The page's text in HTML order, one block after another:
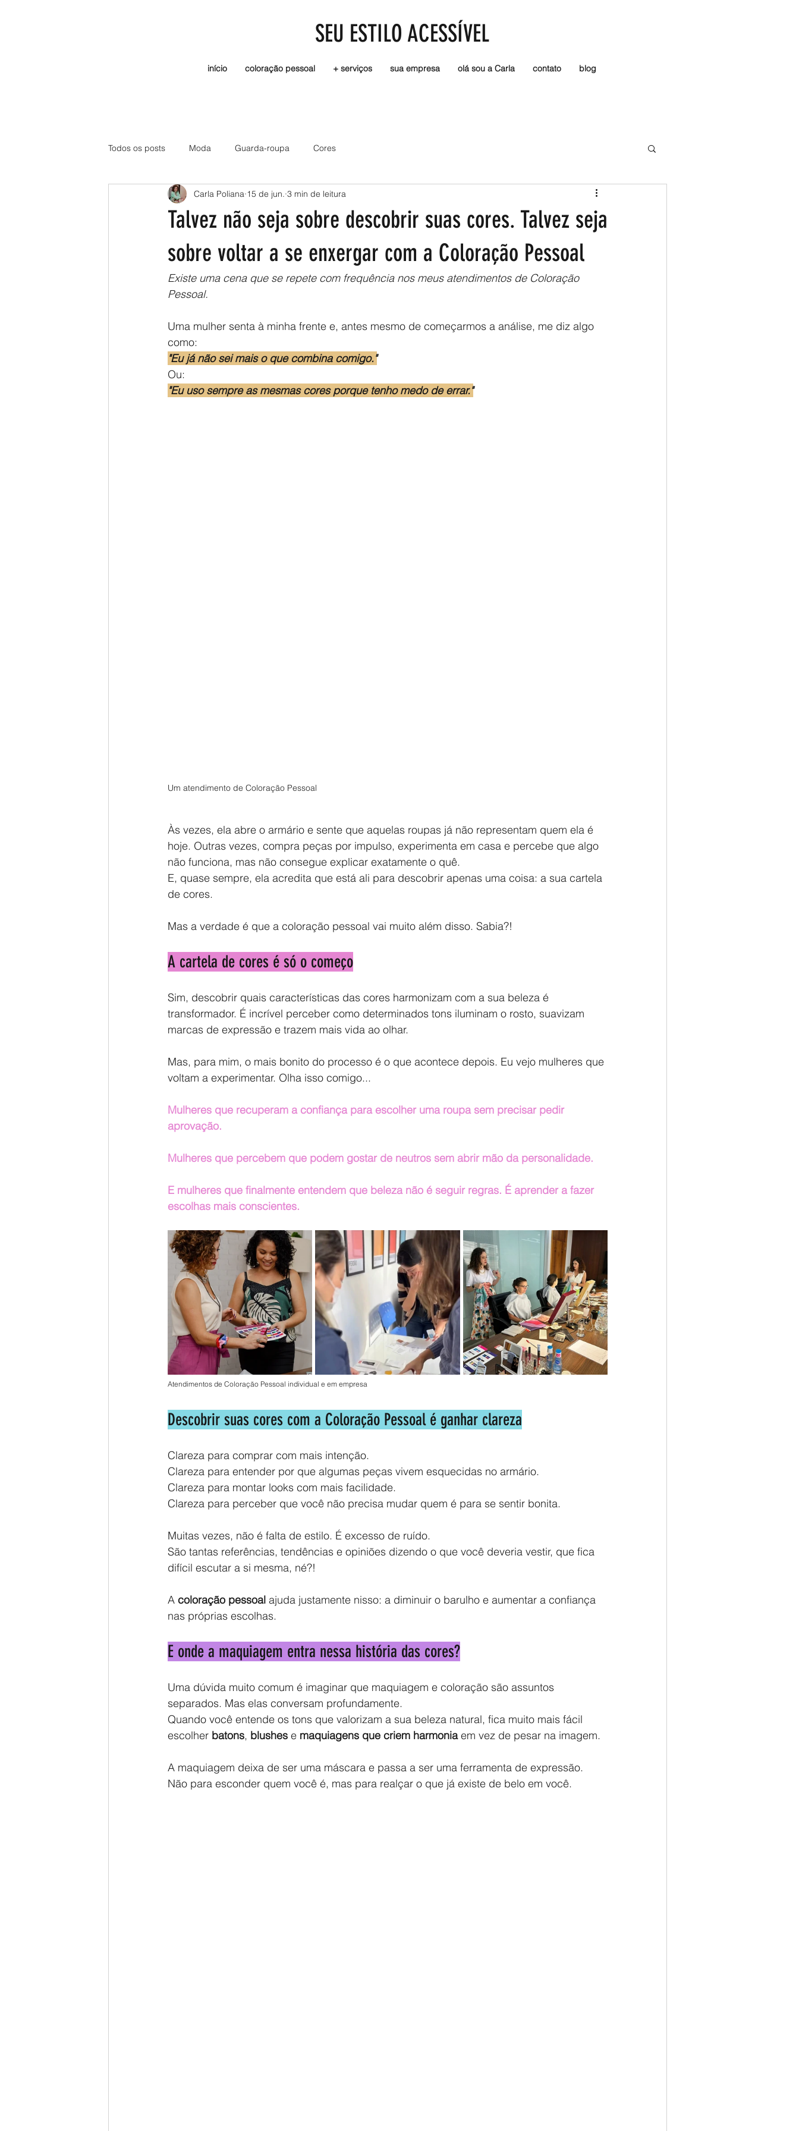
SEU ESTILO ACESSÍVEL
início coloração pessoal + serviços sua empresa olá sou a Carla contato blog
Todos os posts Moda Guarda-roupa Cores
Talvez não seja sobre descobrir suas cores. Talvez seja
sobre voltar a se enxergar com a Coloração Pessoal
Carla Poliana 15 de jun. 3 min de leitura
Existe uma cena que se repete com frequência nos meus atendimentos de Coloração
Pessoal.
Uma mulher senta à minha frente e, antes mesmo de começarmos a análise, me diz algo
como:
"Eu já não sei mais o que combina comigo."
Ou:
"Eu uso sempre as mesmas cores porque tenho medo de errar."
Um atendimento de Coloração Pessoal
Às vezes, ela abre o armário e sente que aquelas roupas já não representam quem ela é
hoje. Outras vezes, compra peças por impulso, experimenta em casa e percebe que algo
não funciona, mas não consegue explicar exatamente o quê.
E, quase sempre, ela acredita que está ali para descobrir apenas uma coisa: a sua cartela
de cores.
Mas a verdade é que a coloração pessoal vai muito além disso. Sabia?!
A cartela de cores é só o começo
Sim, descobrir quais características das cores harmonizam com a sua beleza é
transformador. É incrível perceber como determinados tons iluminam o rosto, suavizam
marcas de expressão e trazem mais vida ao olhar.
Mas, para mim, o mais bonito do processo é o que acontece depois. Eu vejo mulheres que
voltam a experimentar. Olha isso comigo...
Mulheres que recuperam a confiança para escolher uma roupa sem precisar pedir
aprovação.
Mulheres que percebem que podem gostar de neutros sem abrir mão da personalidade.
E mulheres que finalmente entendem que beleza não é seguir regras. É aprender a fazer
escolhas mais conscientes.
Atendimentos de Coloração Pessoal individual e em empresa
Descobrir suas cores com a Coloração Pessoal é ganhar clareza
Clareza para comprar com mais intenção.
Clareza para entender por que algumas peças vivem esquecidas no armário.
Clareza para montar looks com mais facilidade.
Clareza para perceber que você não precisa mudar quem é para se sentir bonita.
Muitas vezes, não é falta de estilo. É excesso de ruído.
São tantas referências, tendências e opiniões dizendo o que você deveria vestir, que fica
difícil escutar a si mesma, né?!
A coloração pessoal ajuda justamente nisso: a diminuir o barulho e aumentar a confiança
nas próprias escolhas.
E onde a maquiagem entra nessa história das cores?
Uma dúvida muito comum é imaginar que maquiagem e coloração são assuntos
separados. Mas elas conversam profundamente.
Quando você entende os tons que valorizam a sua beleza natural, fica muito mais fácil
escolher batons, blushes e maquiagens que criem harmonia em vez de pesar na imagem.
A maquiagem deixa de ser uma máscara e passa a ser uma ferramenta de expressão.
Não para esconder quem você é, mas para realçar o que já existe de belo em você.